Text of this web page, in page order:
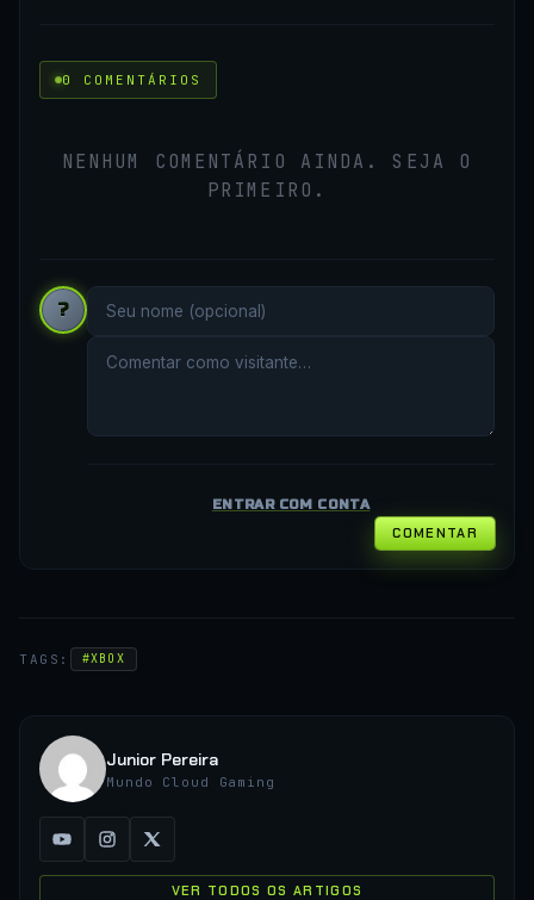
0 COMENTÁRIOS
NENHUM COMENTÁRIO AINDA. SEJA O
PRIMEIRO.
?
ENTRAR COM CONTA
COMENTAR
TAGS: #XBOX
Junior Pereira
Mundo Cloud Gaming
VER TODOS OS ARTIGOS